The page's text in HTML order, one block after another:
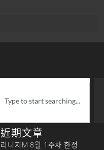
近期文章
리니지M 8월 1주차 한정·